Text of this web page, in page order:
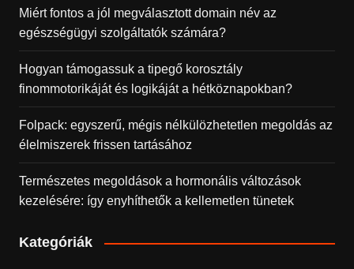
Miért fontos a jól megválasztott domain név az
egészségügyi szolgáltatók számára?
Hogyan támogassuk a tipegő korosztály
finommotorikáját és logikáját a hétköznapokban?
Folpack: egyszerű, mégis nélkülözhetetlen megoldás az
élelmiszerek frissen tartásához
Természetes megoldások a hormonális változások
kezelésére: így enyhíthetők a kellemetlen tünetek
Kategóriák